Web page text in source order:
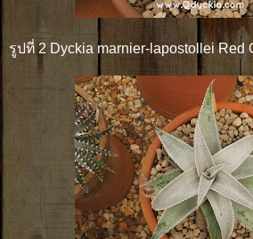
รูปที่ 2 Dyckia marnier-lapostollei Red